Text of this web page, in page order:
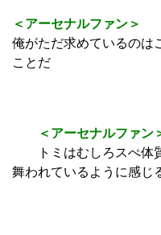
＜アーセナルファン＞
俺がただ求めているのは
ことだ
＜アーセナルファン
トミはむしろスぺ体質
舞われているように感じ